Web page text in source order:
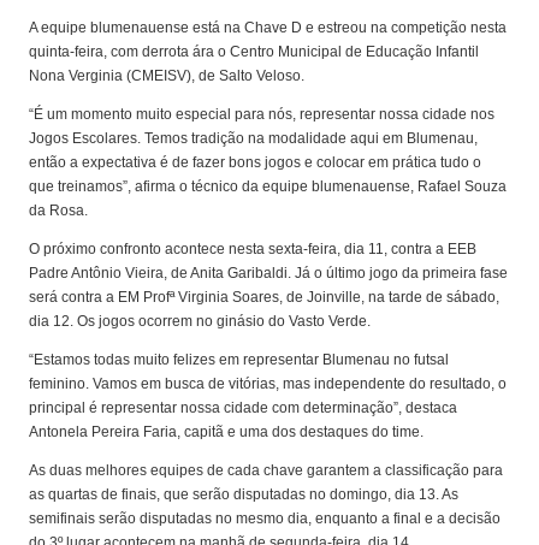
A equipe blumenauense está na Chave D e estreou na competição nesta
quinta-feira, com derrota ára o Centro Municipal de Educação Infantil
Nona Verginia (CMEISV), de Salto Veloso.
“É um momento muito especial para nós, representar nossa cidade nos
Jogos Escolares. Temos tradição na modalidade aqui em Blumenau,
então a expectativa é de fazer bons jogos e colocar em prática tudo o
que treinamos”, afirma o técnico da equipe blumenauense, Rafael Souza
da Rosa.
O próximo confronto acontece nesta sexta-feira, dia 11, contra a EEB
Padre Antônio Vieira, de Anita Garibaldi. Já o último jogo da primeira fase
será contra a EM Profª Virginia Soares, de Joinville, na tarde de sábado,
dia 12. Os jogos ocorrem no ginásio do Vasto Verde.
“Estamos todas muito felizes em representar Blumenau no futsal
feminino. Vamos em busca de vitórias, mas independente do resultado, o
principal é representar nossa cidade com determinação”, destaca
Antonela Pereira Faria, capitã e uma dos destaques do time.
As duas melhores equipes de cada chave garantem a classificação para
as quartas de finais, que serão disputadas no domingo, dia 13. As
semifinais serão disputadas no mesmo dia, enquanto a final e a decisão